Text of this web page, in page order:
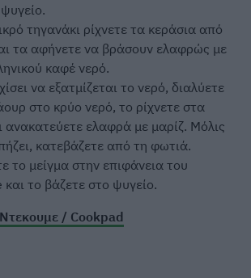
τηγανάκι ρίχνετε τα κεράσια από
τα αφήνετε να βράσουν ελαφρώς με
καφέ νερό.
να εξατμίζεται το νερό, διαλύετε
στο κρύο νερό, το ρίχνετε στα
ανακατεύετε ελαφρά με μαρίζ. Μόλις
κατεβάζετε από τη φωτιά.
το μείγμα στην επιφάνεια του
το βάζετε στο ψυγείο.
/ Cookpad